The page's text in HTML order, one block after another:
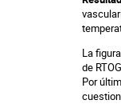
La
de
Por